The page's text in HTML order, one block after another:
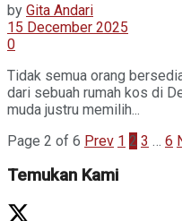
by Gita Andari
15 December 2025
0
Tidak semua orang
dari sebuah rumah kos di
muda justru memilih...
Page 2 of 6 Prev 1 2 3 … 6
Temukan Kami